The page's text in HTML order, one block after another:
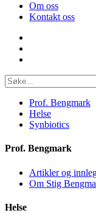
Om oss
Kontakt oss
Prof. Bengmark
Helse
Synbiotics
Prof. Bengmark
Artikler og
Om Stig
Helse